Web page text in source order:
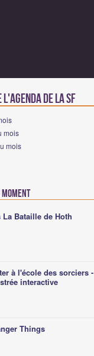
de la SF
mois
mois
La Bataille de Hoth
à l'école des sorciers -
interactive
Things